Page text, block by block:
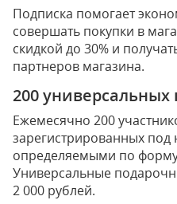
Подписка помогает
совершать покупки в
скидкой до 30% и
партнеров магазина.
200
Ежемесячно 200
зарегистрированных
определяемыми по
Универсальные
2 000 рублей.